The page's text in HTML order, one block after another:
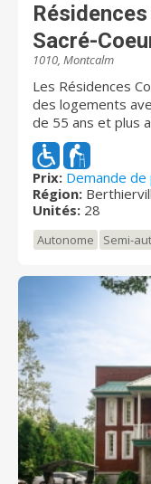
Sacré-
1010, Montcalm
Les Résidences
des logements
de 55 ans et plus
d’autonomie.
logements, du
climat
Prix: Demande de
Région:
Unités: 28
Autonome Semi-